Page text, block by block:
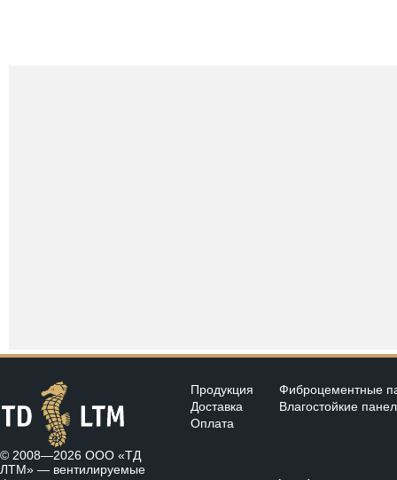
© 2008—2026 ООО «ТД
ЛТМ» — вентилируемые
Продукция
Доставка
Оплата
Фиброцементные
Влагостойкие